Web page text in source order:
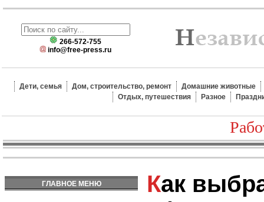
266-572-755
info@free-press.ru
Дети, семья Дом, строительство, ремонт
Домашние животные
Отдых, путешествия
Разное
ГЛАВНОЕ МЕНЮ
Как выбрать карьеру в